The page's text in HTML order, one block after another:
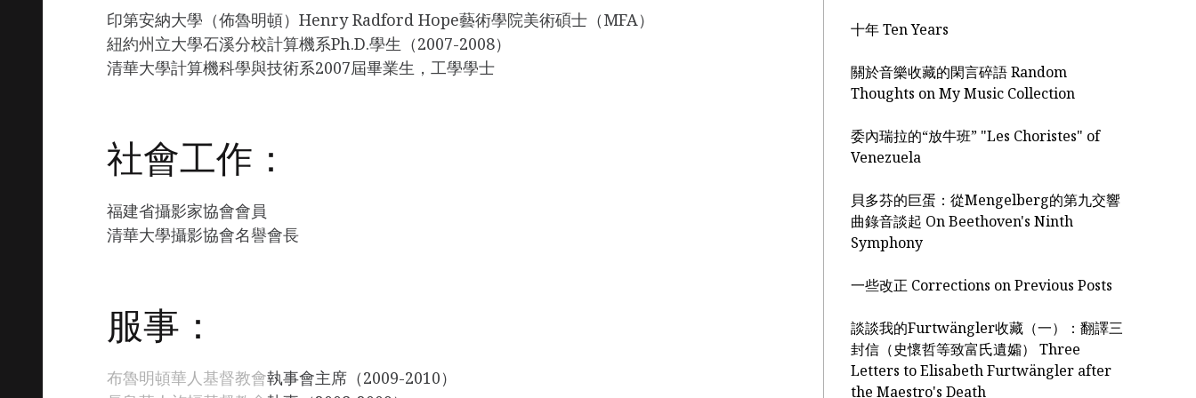
印第安納大學（佈魯明頓）Henry Radford Hope藝術學院美術碩士（MFA）
紐約州立大學石溪分校計算機系Ph.D.學生（2007-2008）
清華大學計算機科學與技術系2007屆畢業生，工學學士
社會工作：
福建省攝影家協會會員
清華大學攝影協會名譽會長
服事：
布魯明頓華人基督教會執事會主席（2009-2010）
十年 Ten Years
關於音樂收藏的閑言碎語 Random
Thoughts on My Music Collection
委內瑞拉的“放牛班” "Les Choristes" of
Venezuela
貝多芬的巨蛋：從Mengelberg的第九交響
曲錄音談起 On Beethoven's Ninth
Symphony
一些改正 Corrections on Previous Posts
談談我的Furtwängler收藏（一）：翻譯三
封信（史懷哲等致富氏遺孀） Three
Letters to Elisabeth Furtwängler after
the Maestro's Death